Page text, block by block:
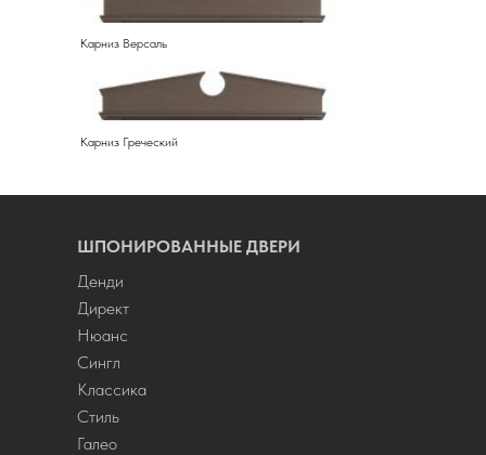
Карниз Греческий
Карниз Версаль
ШПОНИРОВАННЫЕ ДВЕРИ
Денди
Директ
Нюанс
Сингл
Классика
Стиль
Галео